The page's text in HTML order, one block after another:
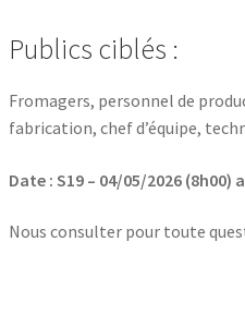
Publics ciblés :
Fromagers, personnel de
fabrication, chef d’équipe,
Date : S19 – 04/05/2026 (8h00)
Nous consulter pour toute